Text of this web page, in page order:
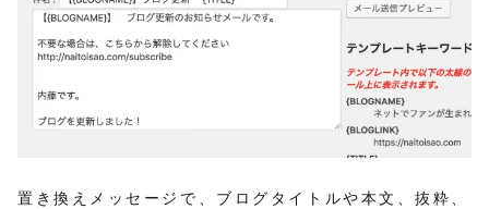
置き換えメッセージで、ブログタイトルや本文、抜粋、